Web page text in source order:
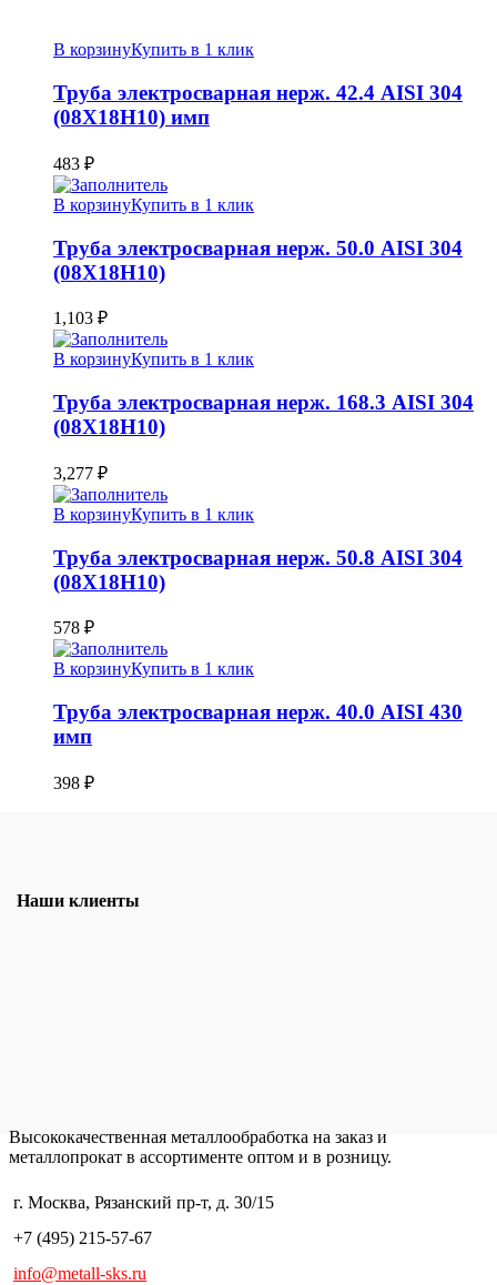
В корзинуКупить в 1 клик
Труба электросварная нерж. 42.4 AISI 304
(08Х18Н10) имп
483 ₽
В корзинуКупить в 1 клик
Труба электросварная нерж. 50.0 AISI 304
(08Х18Н10)
1,103 ₽
В корзинуКупить в 1 клик
Труба электросварная нерж. 168.3 AISI 304
(08Х18Н10)
3,277 ₽
В корзинуКупить в 1 клик
Труба электросварная нерж. 50.8 AISI 304
(08Х18Н10)
578 ₽
В корзинуКупить в 1 клик
Труба электросварная нерж. 40.0 AISI 430
имп
398 ₽
Наши клиенты
Высококачественная металлообработка на заказ и
металлопрокат в ассортименте оптом и в розницу.
г. Москва, Рязанский пр-т, д. 30/15
+7 (495) 215-57-67
info@metall-sks.ru